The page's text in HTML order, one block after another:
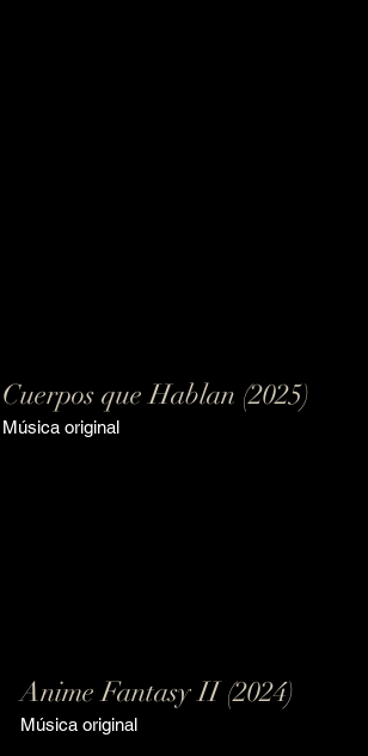
Anime Fantasy II (2024)
Música original
Cuerpos que Hablan (2025)
Música original